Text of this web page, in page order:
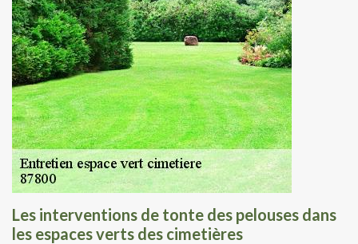
Les interventions de tonte des pelouses dans
les espaces verts des cimetières